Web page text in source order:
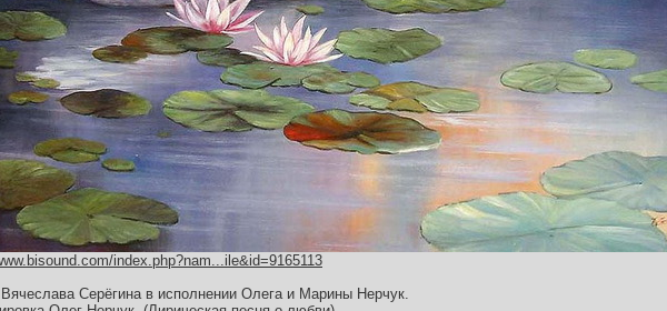
index.php?nam...ile&id=9165113
Серёгина в исполнении Олега и Марины Нерчук.